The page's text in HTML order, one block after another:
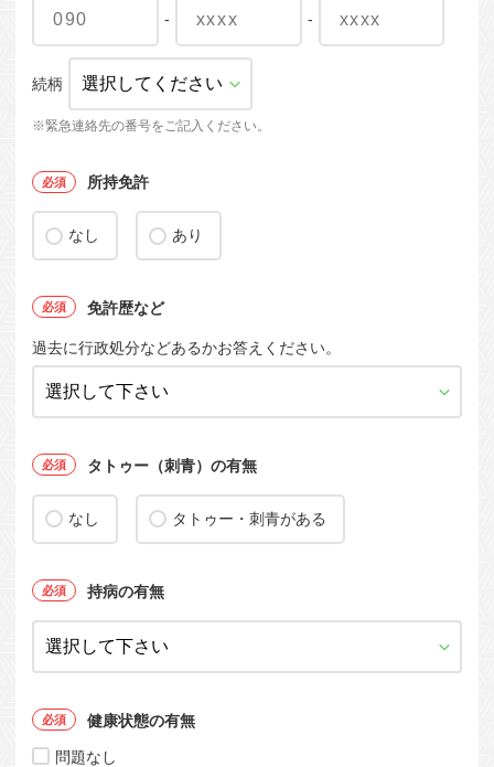
- -
続柄
※緊急連絡先の番号をご記入ください。
所持免許
なし あり
免許歴など
過去に行政処分などあるかお答えください。
タトゥー（刺青）の有無
なし タトゥー・刺青がある
持病の有無
健康状態の有無
問題なし